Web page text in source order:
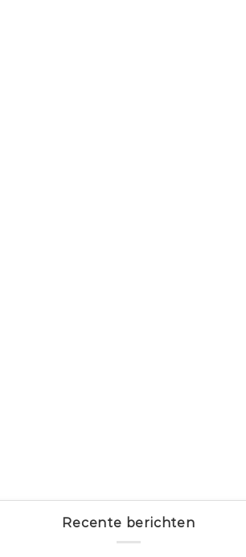
Recente berichten